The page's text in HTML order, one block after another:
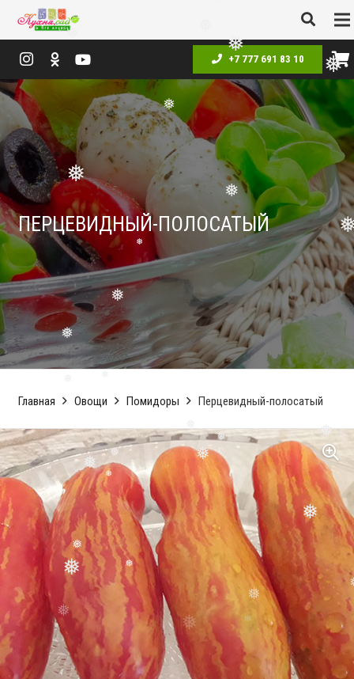
❅
❅
❅
❅
❅
❅
❅
❅
❅
❅
❅
❅
❅
❅
❅
❅
❅
❅
❅
❅
❅
❅
❅
+7 777 691 83 10
ПЕРЦЕВИДНЫЙ-ПОЛОСАТЫЙ
Главная Овощи Помидоры Перцевидный-полосатый